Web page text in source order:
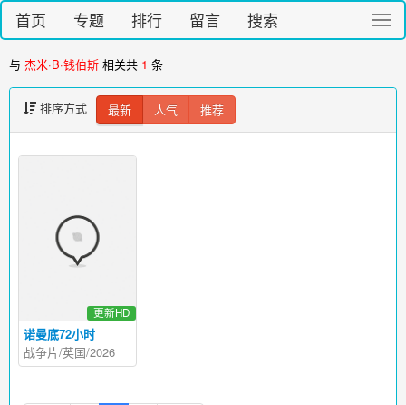
切
换
首页 专题 排行 留言 搜索
与 杰米·B·钱伯斯 相关共 1 条
排序方式 最新 人气 推荐
诺曼底72小时
更新HD
战争片/英国/2026